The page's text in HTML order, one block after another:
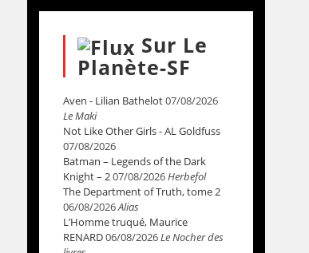
Sur Le
Planète-SF
Aven - Lilian Bathelot07/08/2026
Le Maki
Not Like Other Girls - AL Goldfuss
07/08/2026
Batman – Legends of the Dark
Knight – 207/08/2026Herbefol
The Department of Truth, tome 2
06/08/2026Alias
L’Homme truqué, Maurice
RENARD06/08/2026Le Nocher des